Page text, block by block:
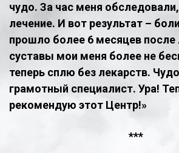
чудо. За час меня
лечение. И вот результат –
прошло более 6 месяцев после
суставы мои меня более не
теперь сплю без лекарств.
грамотный специалист. Ура!
рекомендую этот Центр!»
​***